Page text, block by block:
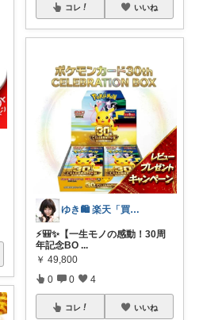
コレ いいね
ゆき🛍️ 楽天「買ってよかった」を厳選
⚡️🎒✨【一生モノの感動！30周
年記念BO ...
￥ 49,800
0 0 4
コレ いいね